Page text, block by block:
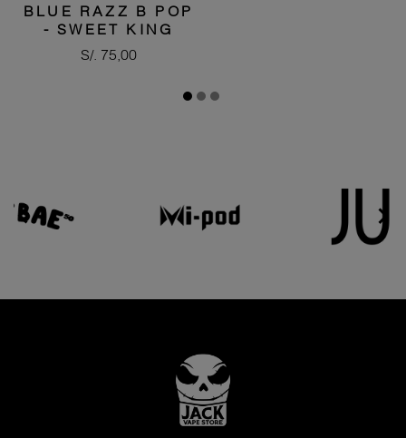
BLUE RAZZ B POP
- SWEET KING
Precio
S/. 75,00
 